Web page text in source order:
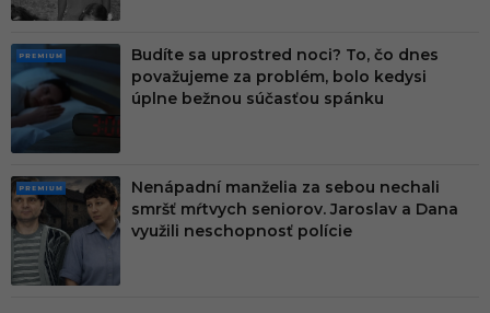
PRE
MIU
M
Budíte sa uprostred noci? To, čo dnes
považujeme za problém, bolo kedysi
úplne bežnou súčasťou spánku
PRE
MIU
M
Nenápadní manželia za sebou nechali
smršť mŕtvych seniorov. Jaroslav a Dana
využili neschopnosť polície